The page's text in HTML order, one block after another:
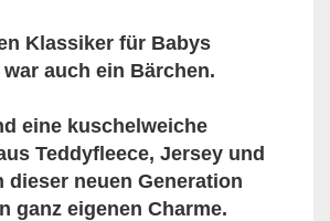
Klassiker für Babys
auch ein Bärchen.
eine kuschelweiche
Teddyfleece, Jersey und
dieser neuen Generation
ganz eigenen Charme.